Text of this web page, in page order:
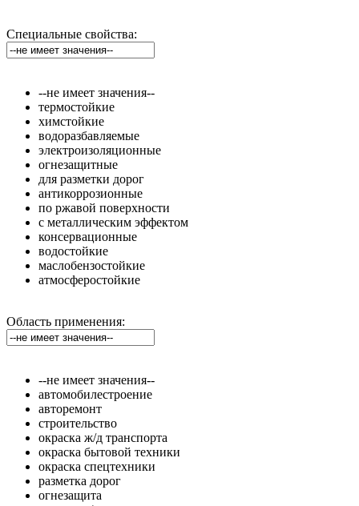
Специальные свойства:
--не имеет значения--
термостойкие
химстойкие
водоразбавляемые
электроизоляционные
огнезащитные
для разметки дорог
антикоррозионные
по ржавой поверхности
с металлическим эффектом
консервационные
водостойкие
маслобензостойкие
атмосферостойкие
Область применения:
--не имеет значения--
автомобилестроение
авторемонт
строительство
окраска ж/д транспорта
окраска бытовой техники
окраска спецтехники
разметка дорог
огнезащита